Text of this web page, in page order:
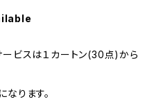
ビスは１カートン(30点)から
ります。